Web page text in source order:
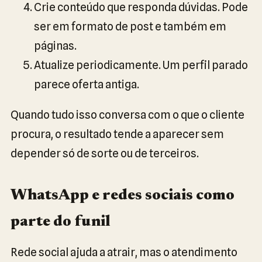
Crie conteúdo que responda dúvidas. Pode
ser em formato de post e também em
páginas.
Atualize periodicamente. Um perfil parado
parece oferta antiga.
Quando tudo isso conversa com o que o cliente
procura, o resultado tende a aparecer sem
depender só de sorte ou de terceiros.
WhatsApp e redes sociais como
parte do funil
Rede social ajuda a atrair, mas o atendimento